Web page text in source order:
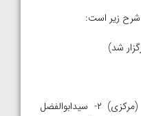
شرح زیر است:
شد)
۴۵ کیلوگرم: ۱- حسین احمدی (مرکزی) ۲- سیدابوالفضل